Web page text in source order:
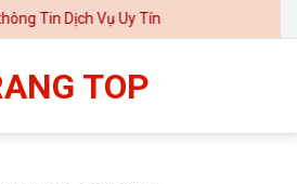
Vụ Uy Tín
TOP